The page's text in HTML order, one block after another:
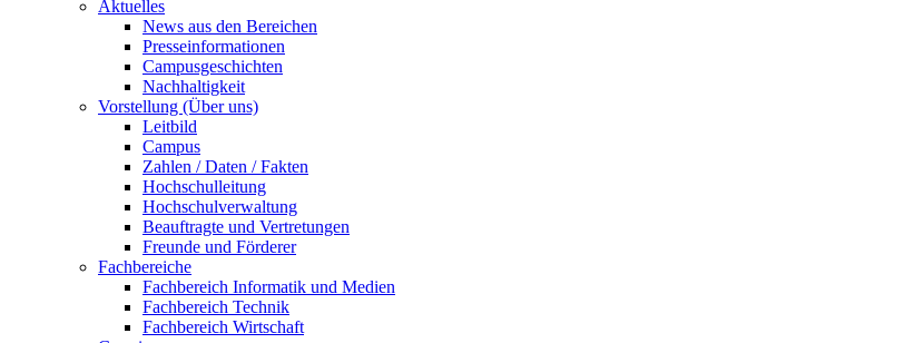
Aktuelles
News aus den Bereichen
Presseinformationen
Campusgeschichten
Nachhaltigkeit
Vorstellung (Über uns)
Leitbild
Campus
Zahlen / Daten / Fakten
Hochschulleitung
Hochschulverwaltung
Beauftragte und Vertretungen
Freunde und Förderer
Fachbereiche
Fachbereich Informatik und Medien
Fachbereich Technik
Fachbereich Wirtschaft